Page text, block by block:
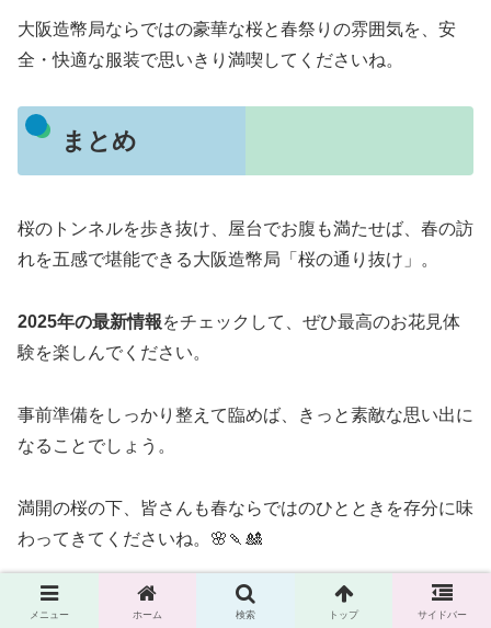
大阪造幣局ならではの豪華な桜と春祭りの雰囲気を、安
全・快適な服装で思いきり満喫してくださいね。
まとめ
桜のトンネルを歩き抜け、屋台でお腹も満たせば、春の訪
れを五感で堪能できる大阪造幣局「桜の通り抜け」。
2025年の最新情報をチェックして、ぜひ最高のお花見体
験を楽しんでください。
事前準備をしっかり整えて臨めば、きっと素敵な思い出に
なることでしょう。
満開の桜の下、皆さんも春ならではのひとときを存分に味
わってきてくださいね。🌸🍡🎎
イベント
メニュー ホーム 検索 トップ サイドバー